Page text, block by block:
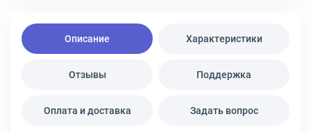
Описание Характеристики
Отзывы Поддержка
Оплата и доставка Задать вопрос